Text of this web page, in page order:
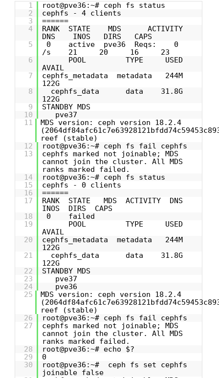
1
root@pve36:~# ceph fs status
2
cephfs - 4 clients
3
======
4
RANK STATE MDS ACTIVITY
DNS INOS DIRS CAPS
5
0 active pve36 Reqs: 0
/s 21 20 16 23
6
POOL TYPE USED
AVAIL
7
cephfs_metadata metadata 244M
122G
8
cephfs_data data 31.8G
122G
9
STANDBY MDS
10
pve37
11
MDS version: ceph version 18.2.4
reef (stable)
12
root@pve36:~# ceph fs fail cephfs
13
cephfs marked not joinable; MDS
cannot join the cluster. All MDS
ranks marked failed.
14
root@pve36:~# ceph fs status
15
cephfs - 0 clients
16
======
17
RANK STATE MDS ACTIVITY DNS
INOS DIRS CAPS
18
0 failed
19
POOL TYPE USED
AVAIL
20
cephfs_metadata metadata 244M
122G
21
cephfs_data data 31.8G
122G
22
STANDBY MDS
23
pve37
24
pve36
25
MDS version: ceph version 18.2.4
reef (stable)
26
root@pve36:~# ceph fs fail cephfs
27
cephfs marked not joinable; MDS
cannot join the cluster. All MDS
ranks marked failed.
28
root@pve36:~# echo $?
29
0
30
root@pve36:~# ceph fs set cephfs
joinable false